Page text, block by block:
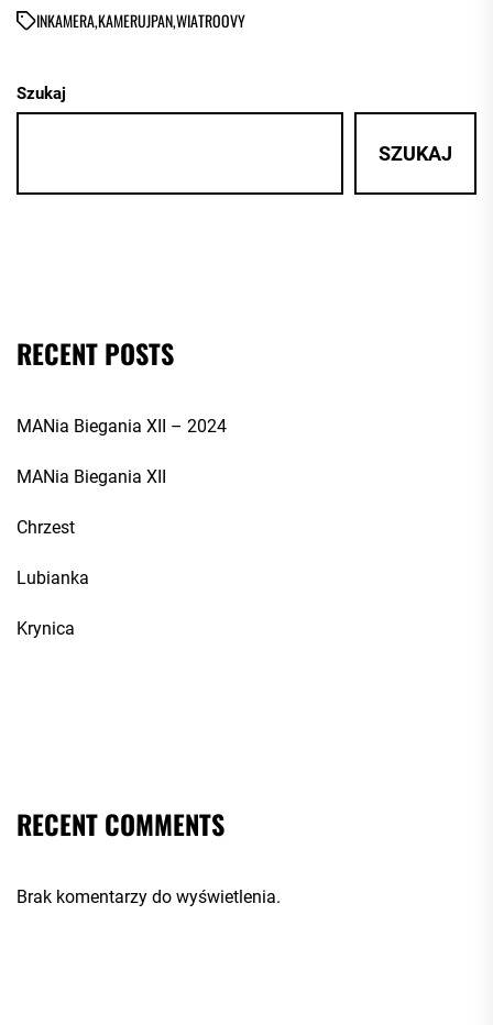
INKAMERA,KAMERUJPAN,WIATROOVY
Szukaj
SZUKAJ
RECENT POSTS
MANia Biegania XII – 2024
MANia Biegania XII
Chrzest
Lubianka
Krynica
RECENT COMMENTS
Brak komentarzy do wyświetlenia.